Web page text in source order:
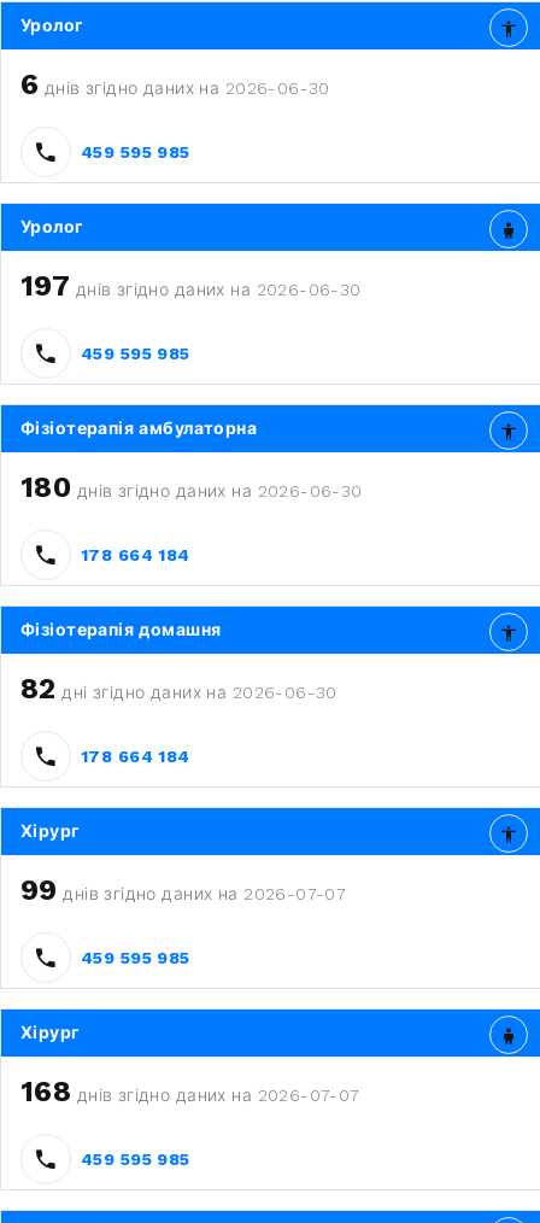
Уролог
6 днів згідно даних на 2026-06-30
459 595 985
Уролог
197 днів згідно даних на 2026-06-30
459 595 985
Фізіотерапія амбулаторна
180 днів згідно даних на 2026-06-30
178 664 184
Фізіотерапія домашня
82 дні згідно даних на 2026-06-30
178 664 184
Хірург
99 днів згідно даних на 2026-07-07
459 595 985
Хірург
168 днів згідно даних на 2026-07-07
459 595 985